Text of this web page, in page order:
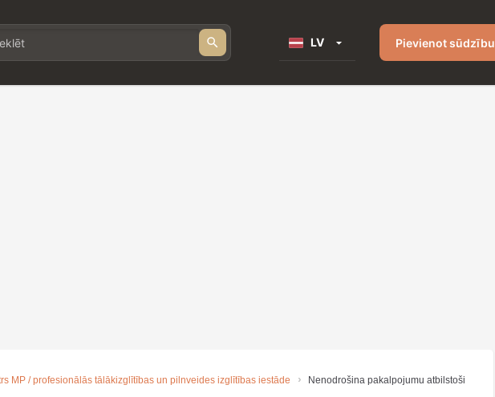
LV Pievienot sūdzību
MP / profesionālās tālākizglītības un pilnveides izglītības iestāde
Nenodrošina pakalpojumu atbilstoši